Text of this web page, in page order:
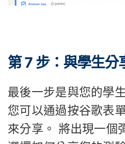
第 7 步：與學生分
最後一步是與您的學
您可以通過按谷歌表
來分享。 將出現一個